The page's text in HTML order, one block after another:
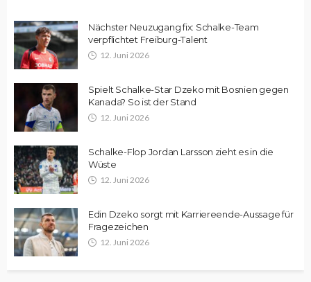
Nächster Neuzugang fix: Schalke-Team
verpflichtet Freiburg-Talent
12. Juni 2026
Spielt Schalke-Star Dzeko mit Bosnien gegen
Kanada? So ist der Stand
12. Juni 2026
Schalke-Flop Jordan Larsson zieht es in die
Wüste
12. Juni 2026
Edin Dzeko sorgt mit Karriereende-Aussage für
Fragezeichen
12. Juni 2026